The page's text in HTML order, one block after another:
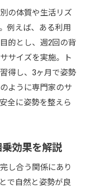
の体質や生活リズ
例えば、ある利用
的とし、週2回の背
サイズを実施。ト
得し、3ヶ月で姿勢
ように専門家のサ
全に姿勢を整えら
効果を解説
し合う関係にあり
で自然と姿勢が良